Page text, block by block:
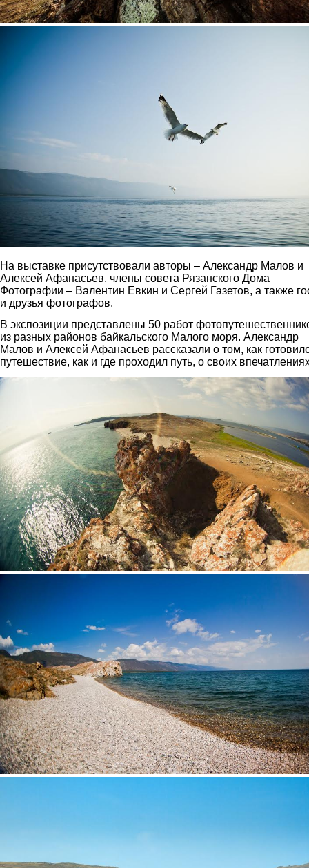
На выставке присутствовали авторы – Александр Малов и
Алексей Афанасьев, члены совета Рязанского Дома
Фотографии – Валентин Евкин и Сергей Газетов, а также
и друзья фотографов.
В экспозиции представлены 50 работ
из разных районов байкальского Малого моря. Александр
Малов и Алексей Афанасьев рассказали о том, как
путешествие, как и где проходил путь, о своих
6.jpg